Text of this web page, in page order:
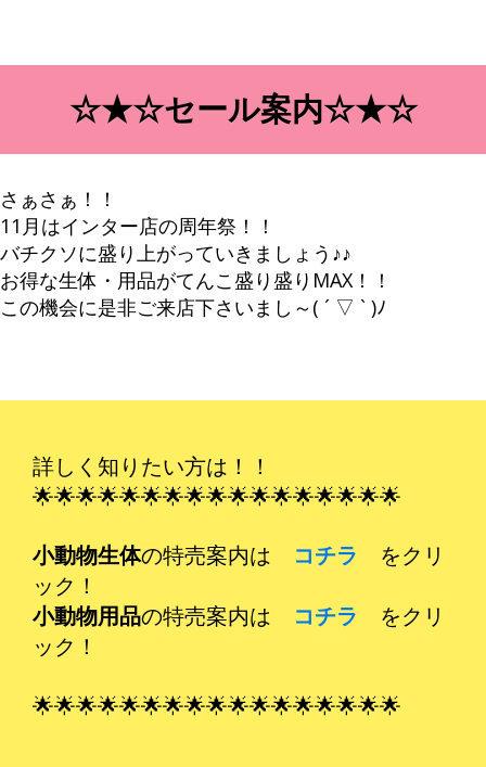
☆★☆セール案内☆★☆
さぁさぁ！！
11月はインター店の周年祭！！
バチクソに盛り上がっていきましょう♪♪
お得な生体・用品がてんこ盛り盛りMAX！！
この機会に是非ご来店下さいまし～( ´ ▽ ` )ﾉ
詳しく知りたい方は！！
🌟🌟🌟🌟🌟🌟🌟🌟🌟🌟🌟🌟🌟🌟🌟🌟🌟
小動物生体の特売案内は コチラ をクリ
ック！
小動物用品の特売案内は コチラ をクリ
ック！
🌟🌟🌟🌟🌟🌟🌟🌟🌟🌟🌟🌟🌟🌟🌟🌟🌟